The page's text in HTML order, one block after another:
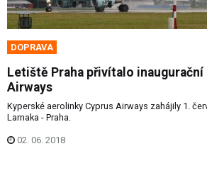
DOPRAVA
Letiště Praha přivítalo inaugurační
Airways
Kyperské aerolinky Cyprus Airways zahájily 1.
Larnaka - Praha.
02. 06. 2018